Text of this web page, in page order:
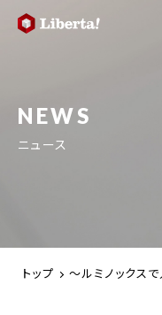
NEWS
ニュース
トップ ～ルミノックス